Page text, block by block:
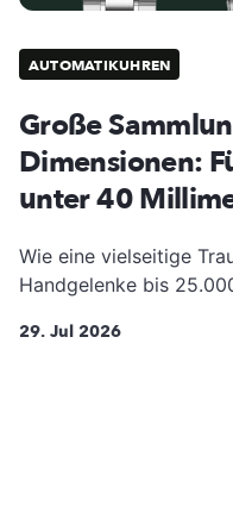
AUTOMATIKUHREN
Große
Dimensionen:
unter 40
Wie eine vielseitige
Handgelenke bis
29. Jul 2026